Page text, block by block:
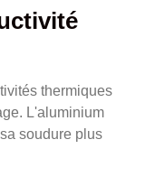
thermiques
L'aluminium
soudure plus